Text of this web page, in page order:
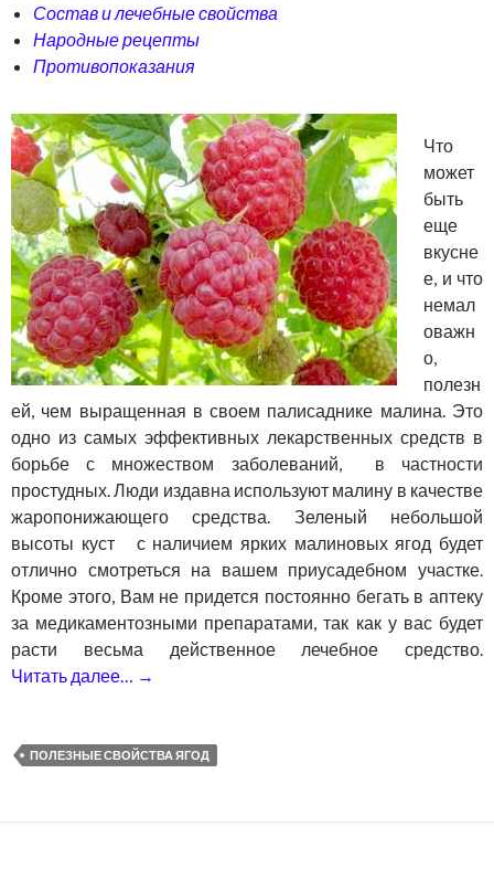
Состав и лечебные свойства
Народные рецепты
Противопоказания
Что
может
быть
еще
вкусне
е, и что
немал
оважн
о,
полезн
ей, чем выращенная в своем палисаднике малина. Это
одно из самых эффективных лекарственных средств в
борьбе с множеством заболеваний, в частности
простудных. Люди издавна используют малину в качестве
жаропонижающего средства. Зеленый небольшой
высоты куст с наличием ярких малиновых ягод будет
отлично смотреться на вашем приусадебном участке.
Кроме этого, Вам не придется постоянно бегать в аптеку
за медикаментозными препаратами, так как у вас будет
расти весьма действенное лечебное средство.
Читать далее… →
ПОЛЕЗНЫЕ СВОЙСТВА ЯГОД